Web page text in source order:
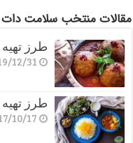
مقالات منتخب سلامت
طرز
12/31
طرز تهیه
10/17